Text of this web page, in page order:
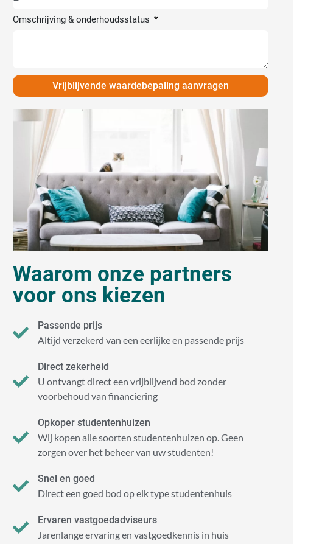
Omschrijving & onderhoudsstatus
Vrijblijvende waardebepaling aanvragen
Waarom onze partners
voor ons kiezen​
Passende prijs
Altijd verzekerd van een eerlijke en passende prijs
Direct zekerheid
U ontvangt direct een vrijblijvend bod zonder
voorbehoud van financiering
Opkoper studentenhuizen
Wij kopen alle soorten studentenhuizen op. Geen
zorgen over het beheer van uw studenten!
Snel en goed
Direct een goed bod op elk type studentenhuis
Ervaren vastgoedadviseurs
Jarenlange ervaring en vastgoedkennis in huis